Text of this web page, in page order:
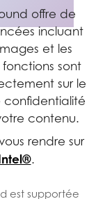
offre de
incluant
et les
sont
sur le
confidentialité
contenu.
rendre sur
.
est supportée